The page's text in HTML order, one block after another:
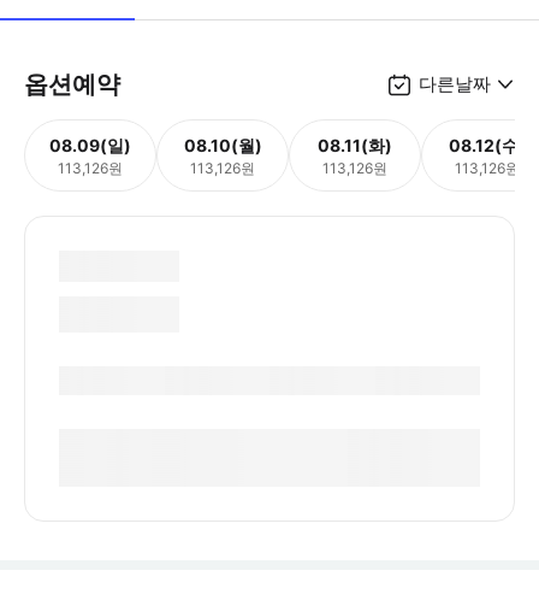
옵션예약 다른날짜
08.09(일)
113,126원
08.10(월)
113,126원
08.11(화)
113,126원
08.12(수)
113,126원